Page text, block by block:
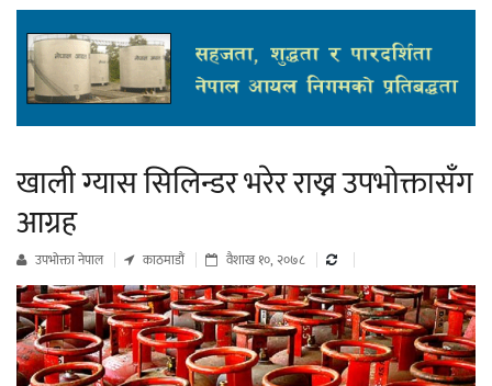
खाली ग्यास सिलिन्डर भरेर राख्न उपभोक्तासँग
आग्रह
उपभाेक्ता नेपाल काठमाडौं वैशाख १०, २०७८